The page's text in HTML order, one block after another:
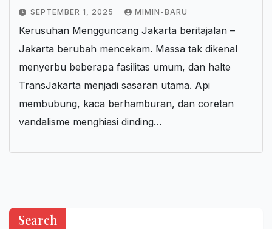
SEPTEMBER 1, 2025 MIMIN-BARU
Kerusuhan Mengguncang Jakarta beritajalan –
Jakarta berubah mencekam. Massa tak dikenal
menyerbu beberapa fasilitas umum, dan halte
TransJakarta menjadi sasaran utama. Api
membubung, kaca berhamburan, dan coretan
vandalisme menghiasi dinding…
Search